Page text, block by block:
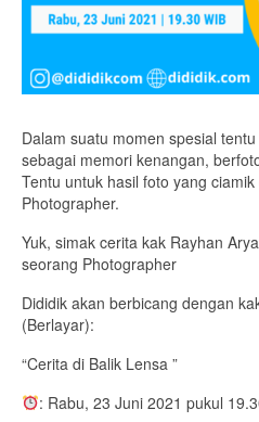
Dalam suatu momen spesial
sebagai memori kenangan,
Tentu untuk hasil foto yang
Photographer.
Yuk, simak cerita kak Rayhan
seorang Photographer
Dididik akan berbicang dengan
(Berlayar):
“Cerita di Balik Lensa ”
: Rabu, 23 Juni 2021 pukul